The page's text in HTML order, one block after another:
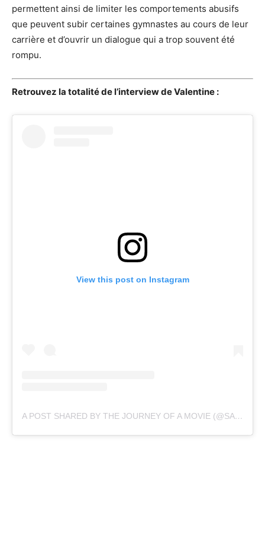
permettent ainsi de limiter les comportements abusifs
que peuvent subir certaines gymnastes au cours de leur
carrière et d’ouvrir un dialogue qui a trop souvent été
rompu.
Retrouvez la totalité de l’interview de Valentine :
View this post on Instagram
A POST SHARED BY THE JOURNEY OF A MOVIE (@SALV_MOVIE)